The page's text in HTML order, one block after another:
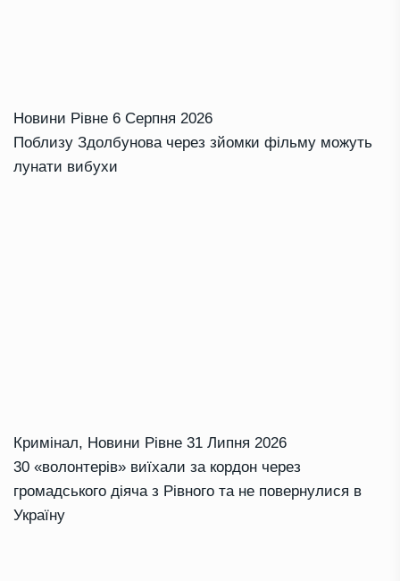
Новини Рівне 6 Серпня 2026
Поблизу Здолбунова через зйомки фільму можуть
лунати вибухи
Кримінал, Новини Рівне 31 Липня 2026
30 «волонтерів» виїхали за кордон через
громадського діяча з Рівного та не повернулися в
Україну